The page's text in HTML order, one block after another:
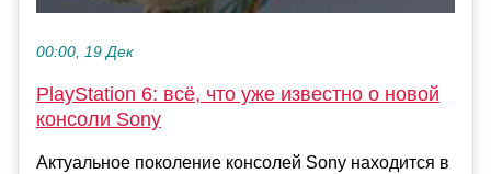
00:00, 19 Дек
PlayStation 6: всё, что уже известно о новой
консоли Sony
Актуальное поколение консолей Sony находится в